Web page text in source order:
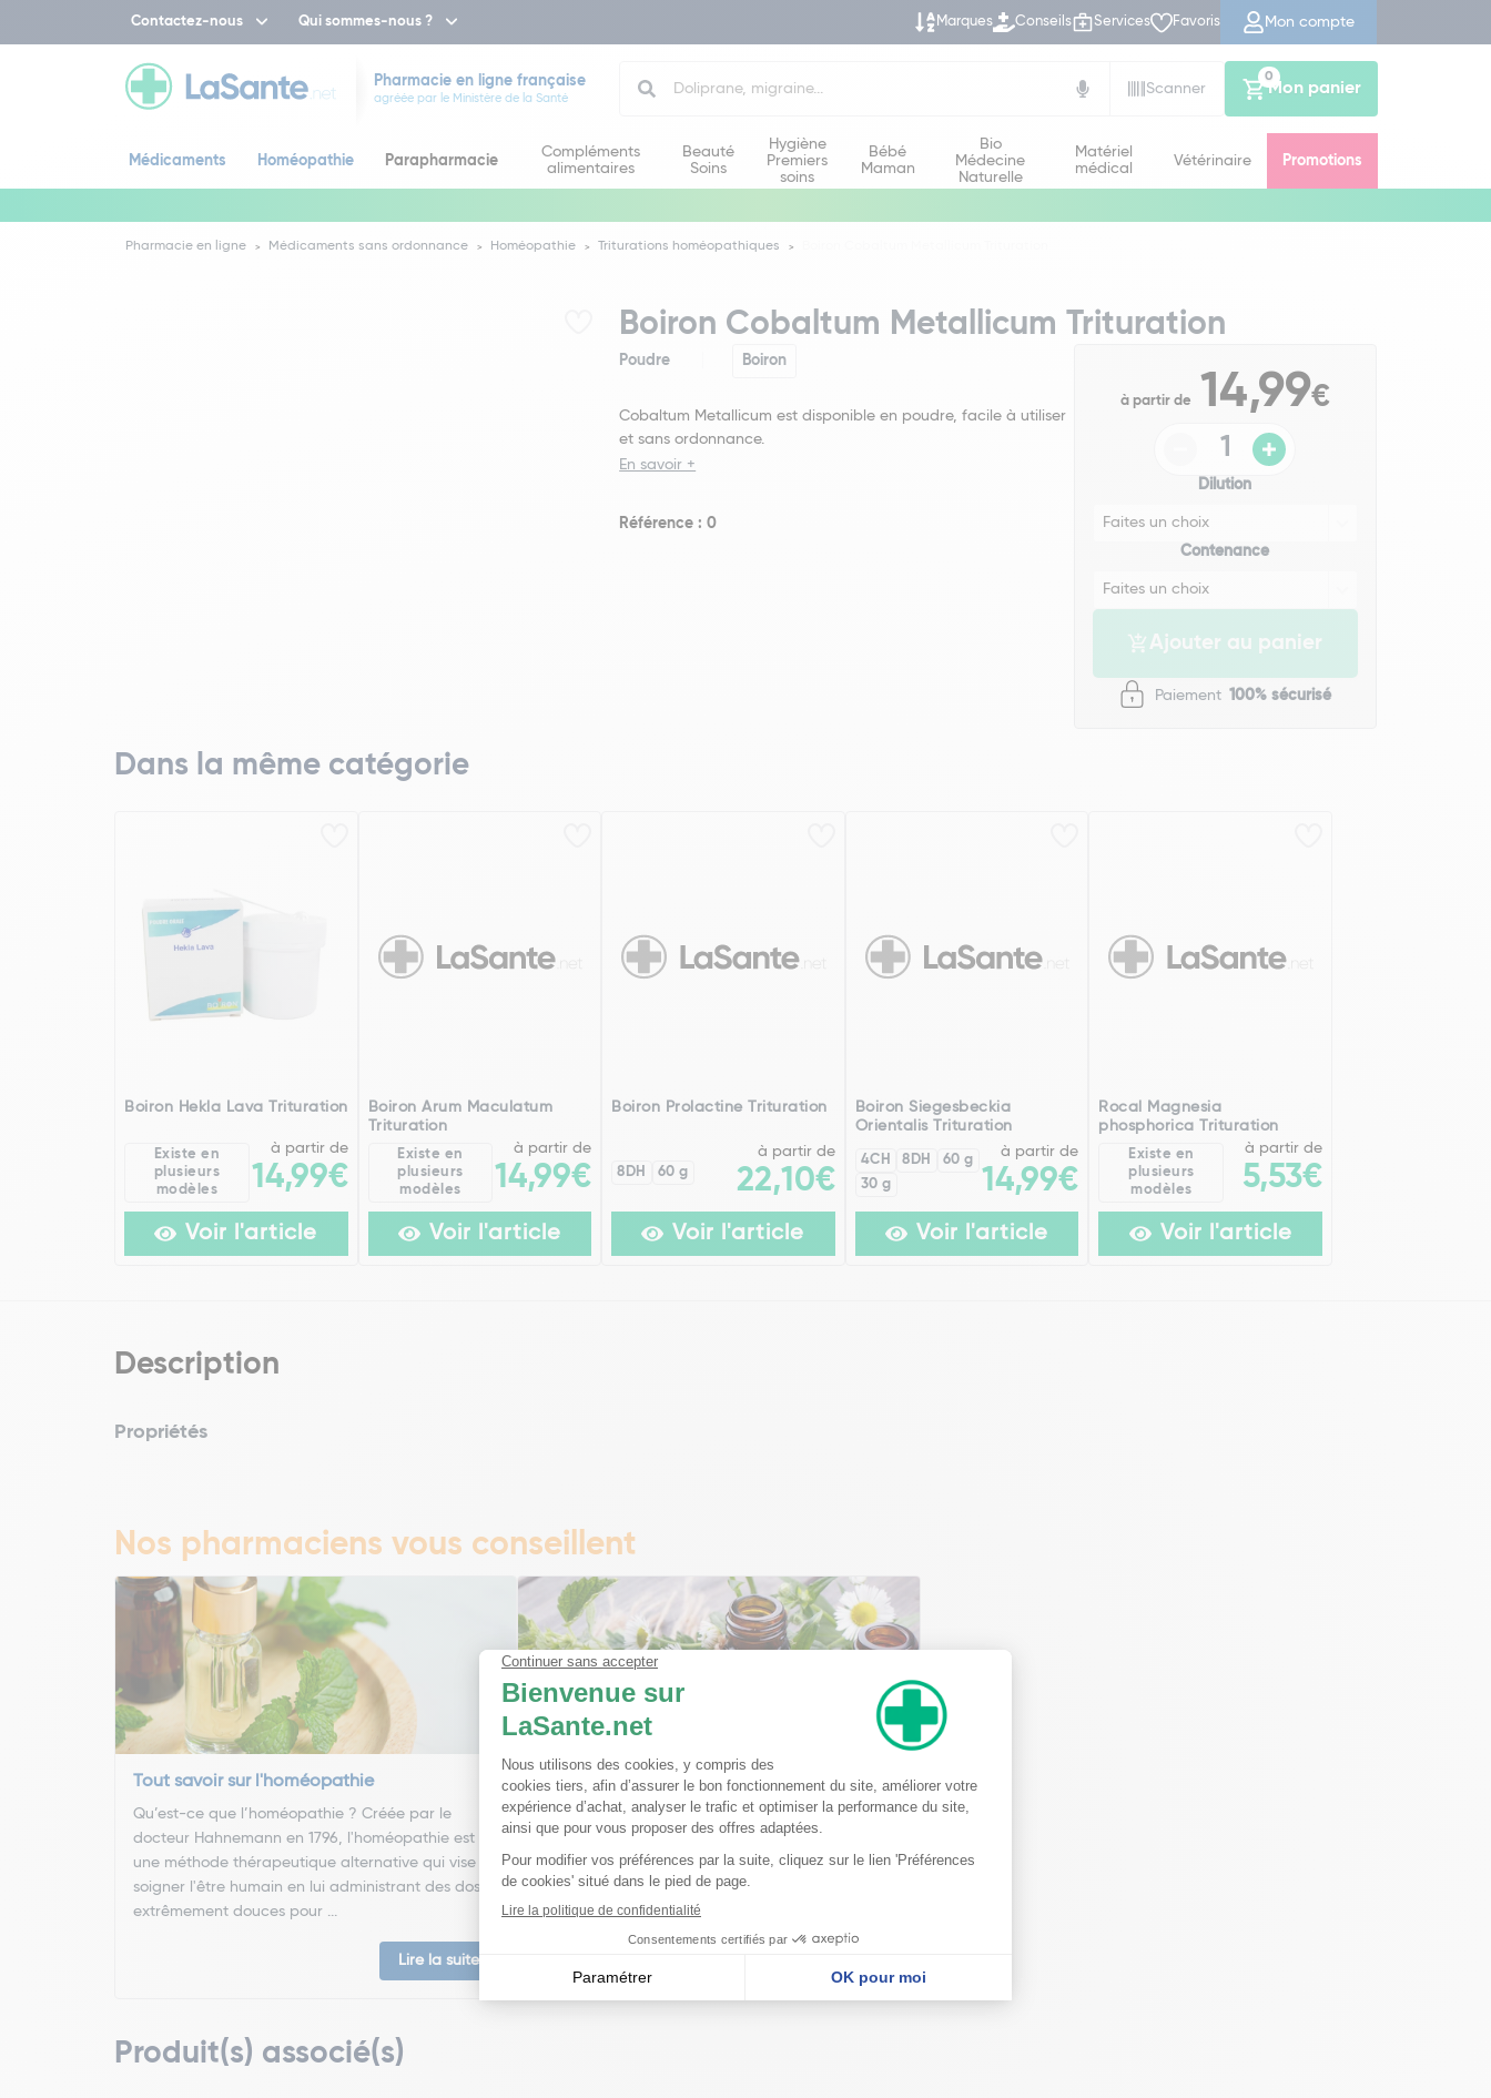
Contactez-nous Qui sommes-nous ? Marques Conseils Services Favoris Mon compte
Pharmacie en ligne française
agréée par le Ministère de la Santé
Scanner
Mon panier
0
Médicaments Homéopathie Parapharmacie
Compléments
alimentaires
Beauté
Soins
Hygiène
Premiers
soins
Bébé
Maman
Bio
Médecine
Naturelle
Matériel
médical
Vétérinaire Promotions
Pharmacie en ligne Médicaments sans ordonnance Homéopathie Triturations homéopathiques
Boiron Cobaltum Metallicum Trituration
Poudre Boiron
Cobaltum Metallicum est disponible en poudre, facile à utiliser
et sans ordonnance.
En savoir +
Référence : 0
à partir de 14,99€
Dilution
Contenance
Ajouter au panier
Paiement 100% sécurisé
Dans la même catégorie
Boiron Hekla Lava Trituration
Existe en
plusieurs
modèles
à partir de
14,99€
Voir l'article
Boiron Arum Maculatum
Trituration
Existe en
plusieurs
modèles
à partir de
14,99€
Voir l'article
Boiron Prolactine Trituration
8DH 60 g
à partir de
22,10€
Voir l'article
Boiron Siegesbeckia
Orientalis Trituration
4CH 8DH
60 g
30 g
à partir de
14,99€
Voir l'article
Rocal Magnesia
phosphorica Trituration
Existe en
plusieurs
modèles
à partir de
5,53€
Voir l'article
Description
Propriétés
Nos pharmaciens vous conseillent
Tout savoir sur l'homéopathie
Qu’est-ce que l’homéopathie ? Créée par le
docteur Hahnemann en 1796, l'homéopathie est
une méthode thérapeutique alternative qui vise à
soigner l'être humain en lui administrant des doses
extrêmement douces pour ...
Lire la suite
Ma trousse à pharmacie homéopathique
Ceci est un petit guide pratique des traitements
homéopathiques à avoir chez soi ! L'homéopathie
est une disciple à part entière dans l'arsenal
thérapeutique. Celle-ci est basée sur le principe
qu'une ...
Produit(s) associé(s)